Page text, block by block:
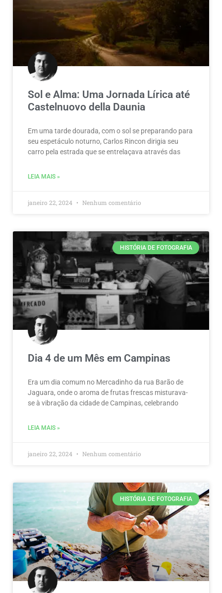
Sol e Alma: Uma Jornada Lírica até
Castelnuovo della Daunia
Em uma tarde dourada, com o sol se preparando para
seu espetáculo noturno, Carlos Rincon dirigia seu
carro pela estrada que se entrelaçava através das
LEIA MAIS »
janeiro 22, 2024 Nenhum comentário
HISTÓRIA DE FOTOGRAFIA
Dia 4 de um Mês em Campinas
Era um dia comum no Mercadinho da rua Barão de
Jaguara, onde o aroma de frutas frescas misturava-
se à vibração da cidade de Campinas, celebrando
LEIA MAIS »
janeiro 22, 2024 Nenhum comentário
HISTÓRIA DE FOTOGRAFIA